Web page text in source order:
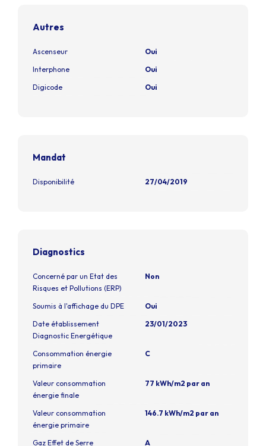
Autres
Ascenseur
Oui
Interphone
Oui
Digicode
Oui
Mandat
Disponibilité 27/04/2019
Diagnostics
Concerné par un Etat des
Risques et Pollutions (ERP)
Non
Soumis à l'affichage du DPE
Oui
Date établissement
Diagnostic Energétique
23/01/2023
Consommation énergie
primaire
C
Valeur consommation
énergie finale
77 kWh/m2 par an
Valeur consommation
énergie primaire
146.7 kWh/m2 par an
Gaz Effet de Serre
A